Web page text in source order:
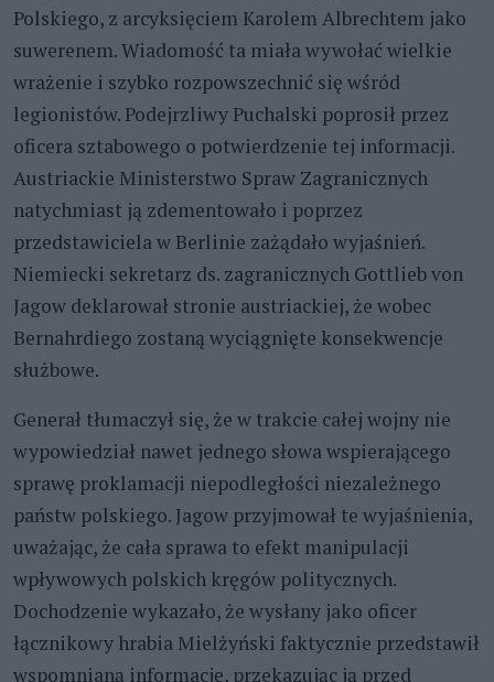
Polskiego, z arcyksięciem Karolem Albrechtem jako
suwerenem. Wiadomość ta miała wywołać wielkie
wrażenie i szybko rozpowszechnić się wśród
legionistów. Podejrzliwy Puchalski poprosił przez
oficera sztabowego o potwierdzenie tej informacji.
Austriackie Ministerstwo Spraw Zagranicznych
natychmiast ją zdementowało i poprzez
przedstawiciela w Berlinie zażądało wyjaśnień.
Niemiecki sekretarz ds. zagranicznych Gottlieb von
Jagow deklarował stronie austriackiej, że wobec
Bernahrdiego zostaną wyciągnięte konsekwencje
służbowe.
Generał tłumaczył się, że w trakcie całej wojny nie
wypowiedział nawet jednego słowa wspierającego
sprawę proklamacji niepodległości niezależnego
państw polskiego. Jagow przyjmował te wyjaśnienia,
uważając, że cała sprawa to efekt manipulacji
wpływowych polskich kręgów politycznych.
Dochodzenie wykazało, że wysłany jako oficer
łącznikowy hrabia Mielżyński faktycznie przedstawił
wspomnianą informację, przekazując ją przed